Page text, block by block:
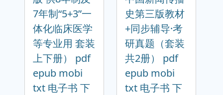
7年制“5+3”一
体化临床医学
等专业用 套装
上下册） pdf
epub mobi
txt 电子书 下
史第三版教材
+同步辅导·考
研真题（套装
共2册） pdf
epub mobi
txt 电子书 下